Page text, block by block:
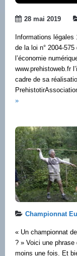
28 mai 2019
Informations
de la loi n° 2004-
l’économie
www.prehistoweb.fr
cadre de sa
»
Championnat
« Un championnat
? » Voici une phrase
moins une fois. Et